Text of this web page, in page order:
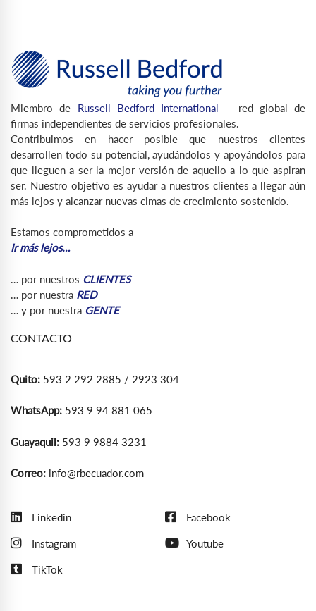
Miembro de Russell Bedford International – red global de
firmas independientes de servicios profesionales.
Contribuimos en hacer posible que nuestros clientes
desarrollen todo su potencial, ayudándolos y apoyándolos para
que lleguen a ser la mejor versión de aquello a lo que aspiran
ser. Nuestro objetivo es ayudar a nuestros clientes a llegar aún
más lejos y alcanzar nuevas cimas de crecimiento sostenido.
Estamos comprometidos a
Ir más lejos…
… por nuestros CLIENTES
… por nuestra RED
… y por nuestra GENTE
CONTACTO
Quito: 593 2 292 2885 / 2923 304
WhatsApp: 593 9 94 881 065
Guayaquil: 593 9 9884 3231
Correo: info@rbecuador.com
Linkedin Facebook
Instagram Youtube
TikTok